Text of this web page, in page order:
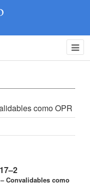
como OPR
Convalidables como